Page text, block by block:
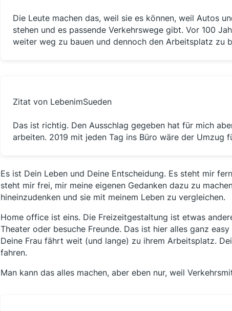
Die Leute machen das, weil sie es können, weil Autos
stehen und es passende Verkehrswege gibt. Vor 100
weiter weg zu bauen und dennoch den Arbeitsplatz zu
Zitat von LebenimSueden
Das ist richtig. Den Ausschlag gegeben hat für mich
arbeiten. 2019 mit jeden Tag ins Büro wäre der Umzug
Es ist Dein Leben und Deine Entscheidung. Es steht mir
steht mir frei, mir meine eigenen Gedanken dazu zu
hineinzudenken und sie mit meinem Leben zu vergleichen.
Home office ist eins. Die Freizeitgestaltung ist etwas
Theater oder besuche Freunde. Das ist hier alles ganz
Deine Frau fährt weit (und lange) zu ihrem Arbeitsplatz.
fahren.
Man kann das alles machen, aber eben nur, weil